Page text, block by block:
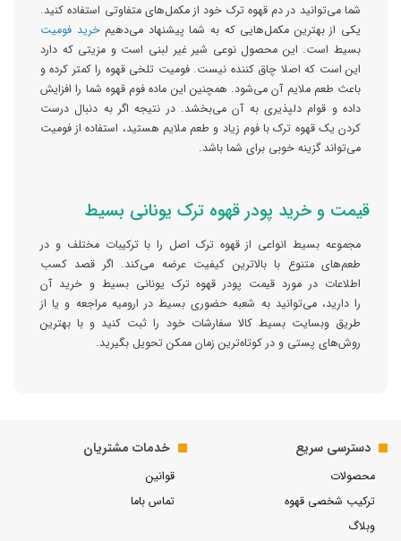
شما می‌توانید در دم قهوه ترک خود از مکمل‌های متفاوتی استفاده کنید.
یکی از بهترین مکمل‌هایی که به شما پیشنهاد می‌دهیمخرید فومیت
بسیط است. این محصول نوعی شیر غیر لبنی است و مزیتی که دارد
این است که اصلا چاق کننده نیست. فومیت تلخی قهوه را کمتر کرده و
باعث طعم ملایم آن می‌شود. همچنین این ماده فوم قهوه شما را افزایش
داده و قوام دلپذیری به آن می‌بخشد. در نتیجه اگر به دنبال درست
کردن یک قهوه ترک با فوم زیاد و طعم ملایم هستید، استفاده از فومیت
می‌تواند گزینه خوبی برای شما باشد.
قیمت و خرید پودر قهوه ترک یونانی بسیط
مجموعه بسیط انواعی از قهوه ترک اصل را با ترکیبات مختلف و در
طعم‌های متنوع با بالاترین کیفیت عرضه می‌کند. اگر قصد کسب
اطلاعات در مورد قیمت پودر قهوه ترک یونانی بسیط و خرید آن
را دارید، می‌توانید به شعبه حضوری بسیط در ارومیه مراجعه و یا از
طریق وبسایت بسیط کالا سفارشات خود را ثبت کنید و با بهترین
روش‌های پستی و در کوتاه‌ترین زمان ممکن تحویل بگیرید.
دسترسی سریع
محصولات
ترکیب شخصی قهوه
وبلاگ
خدمات مشتریان
قوانین
تماس باما